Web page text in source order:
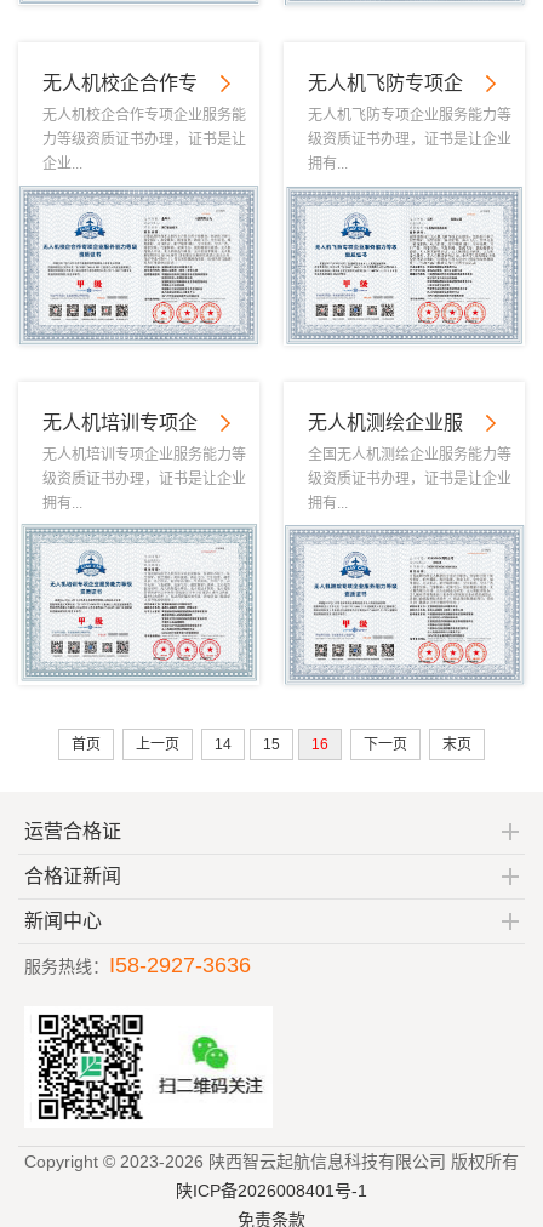
无人机校企合作专
无人机校企合作专项企业服务能
力等级资质证书办理，证书是让
企业...
无人机飞防专项企
无人机飞防专项企业服务能力等
级资质证书办理，证书是让企业
拥有...
无人机培训专项企
无人机培训专项企业服务能力等
级资质证书办理，证书是让企业
拥有...
无人机测绘企业服
全国无人机测绘企业服务能力等
级资质证书办理，证书是让企业
拥有...
首页 上一页 14 15 16 下一页 末页
运营合格证
合格证新闻
新闻中心
服务热线： I58-2927-3636
Copyright © 2023-2026 陕西智云起航信息科技有限公司 版权所有
陕ICP备2026008401号-1
免责条款